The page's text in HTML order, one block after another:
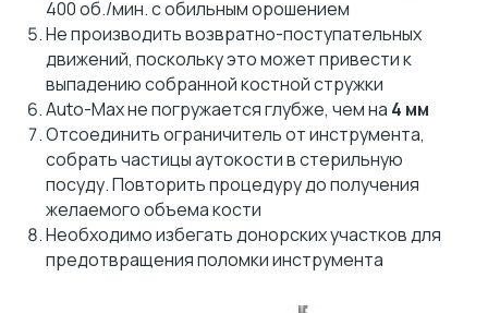
400 об./мин. с обильным орошением
Не производить возвратно-поступательных
движений, поскольку это может привести к
выпадению собранной костной стружки
Auto-Max не погружается глубже, чем на 4 мм
Отсоединить ограничитель от инструмента,
собрать частицы аутокости в стерильную
посуду. Повторить процедуру до получения
желаемого объема кости
Необходимо избегать донорских участков для
предотвращения поломки инструмента